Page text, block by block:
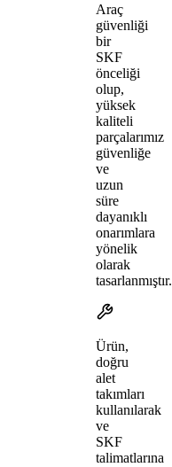
Araç
güvenliği
bir
SKF
önceliği
olup,
yüksek
kaliteli
parçalarımız
güvenliğe
ve
uzun
süre
dayanıklı
onarımlara
yönelik
olarak
tasarlanmıştır.
Ürün,
doğru
alet
takımları
kullanılarak
ve
SKF
talimatlarına